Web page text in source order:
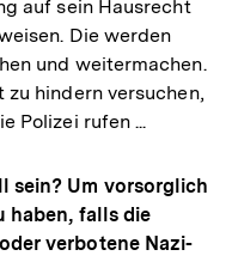
auf sein Hausrecht
Die werden
und weitermachen.
hindern versuchen,
Polizei rufen ...
sein? Um vorsorglich
haben, falls die
verbotene Nazi-